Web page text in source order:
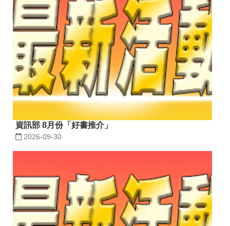
資訊部 8月份「好書推介」
2026-09-30